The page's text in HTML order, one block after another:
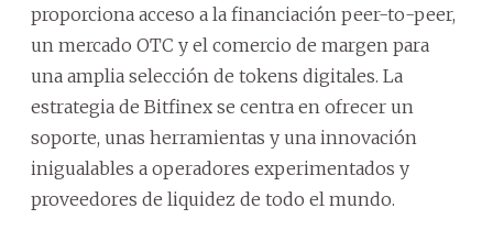
proporciona acceso a la financiación peer-to-peer,
un mercado OTC y el comercio de margen para
una amplia selección de tokens digitales. La
estrategia de Bitfinex se centra en ofrecer un
soporte, unas herramientas y una innovación
inigualables a operadores experimentados y
proveedores de liquidez de todo el mundo.